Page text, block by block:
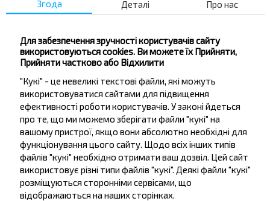
Щучин
Мінськ
Щучин
Логойск
Купити
Щучин
Борисов
Купити
Щучин
Згода Деталі Про нас
Для забезпечення зручності користувачів сайту
використовуються cookies. Ви можете їх Прийняти,
Прийняти частково або Відхилити
"Кукі" - це невеликі текстові файли, які можуть
використовуватися сайтами для підвищення
ефективності роботи користувачів. У законі йдеться
про те, що ми можемо зберігати файли "кукі" на
вашому пристрої, якщо вони абсолютно необхідні для
функціонування цього сайту. Щодо всіх інших типів
файлів "кукі" необхідно отримати ваш дозвіл. Цей сайт
використовує різні типи файлів "кукі". Деякі файли "кукі"
розміщуються сторонніми сервісами, що
відображаються на наших сторінках.